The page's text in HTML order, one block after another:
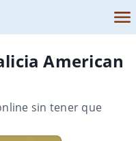
American
sin tener que